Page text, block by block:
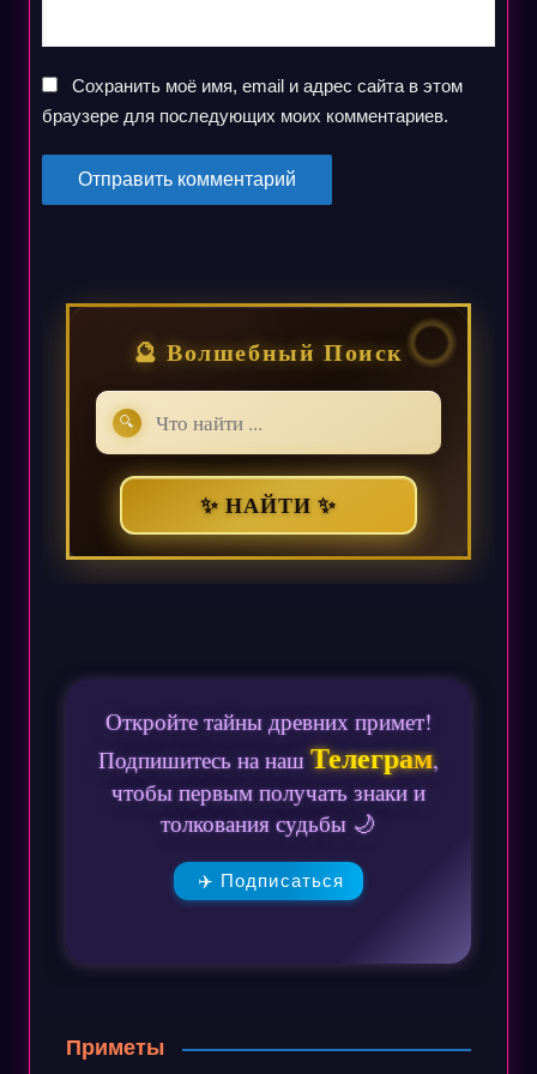
Сохранить моё имя, email и адрес сайта в этом
браузере для последующих моих комментариев.
🔮 Волшебный Поиск
🔍
✨ НАЙТИ ✨
Откройте тайны древних примет!
Подпишитесь на нашТелеграм,
чтобы первым получать знаки и
толкования судьбы 🌙
✈️ Подписаться
Приметы